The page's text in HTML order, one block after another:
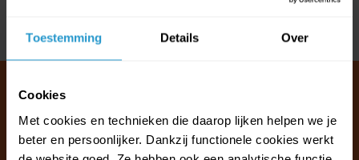
Toestemming Details Over
Cookies
Met cookies en technieken die daarop lijken helpen we je
beter en persoonlijker. Dankzij functionele cookies werkt
Klantenservice & FAQ
Wij staan voor u klaar.